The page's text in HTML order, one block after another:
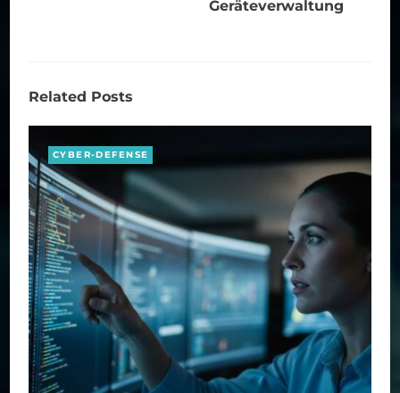
Geräteverwaltung
Related Posts
CYBER-DEFENSE